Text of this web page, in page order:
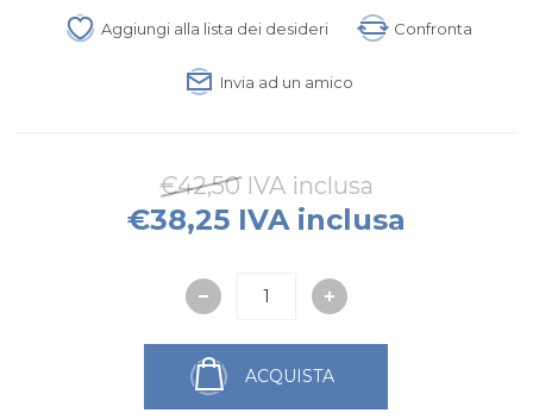
Aggiungi alla lista dei desideri Confronta
Invia ad un amico
€42,50 IVA inclusa
€38,25 IVA inclusa
ACQUISTA